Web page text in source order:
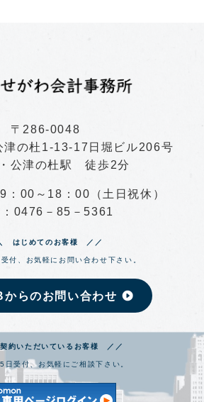
〒286-0048
津の杜1-13-17日堀ビル206号
公津の杜駅 徒歩2分
9：00～18：00（土日祝休）
0476－85－5361
はじめてのお客様 ／／
付、お気軽にお問い合わせ下さい。
からのお問い合わせ
約いただいているお客様 ／／
受付、お気軽にご相談下さい。